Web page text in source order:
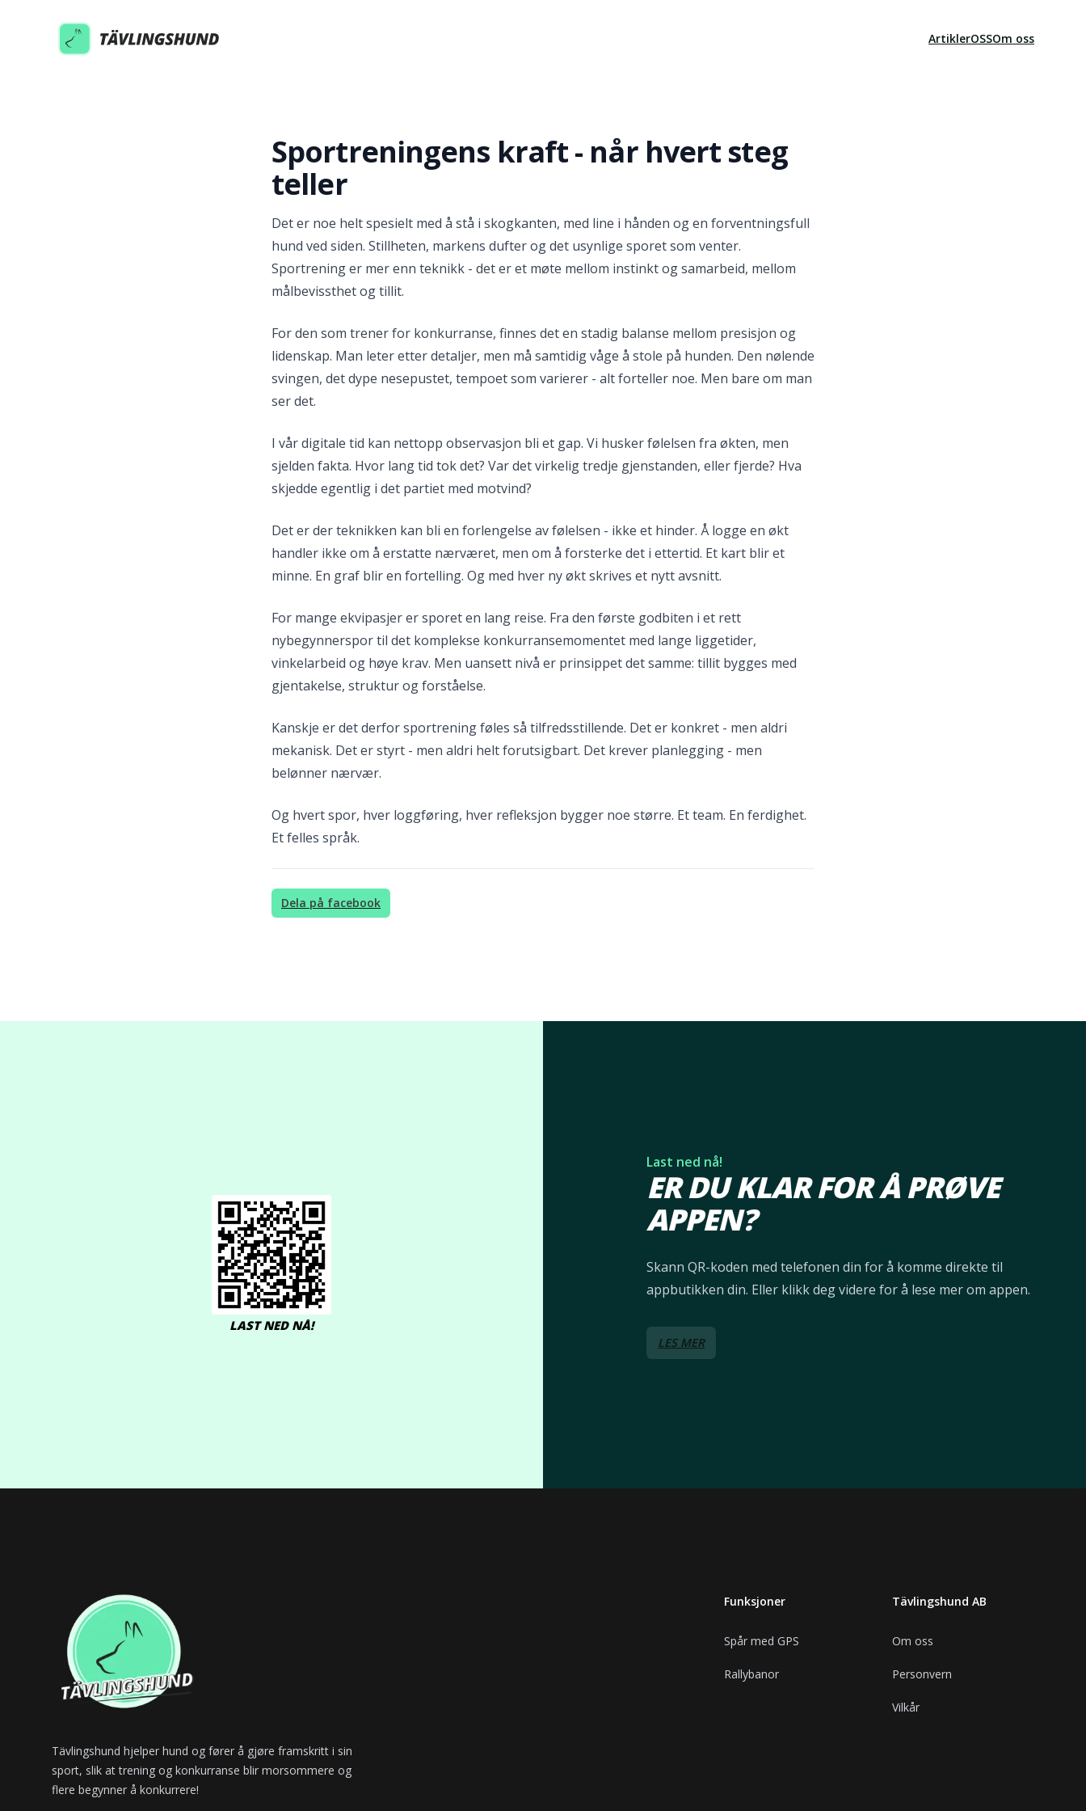
Tävlingshund
ArtiklerOSSOm oss
Sportreningens kraft - når hvert steg
teller
Det er noe helt spesielt med å stå i skogkanten, med line i hånden og en forventningsfull
hund ved siden. Stillheten, markens dufter og det usynlige sporet som venter.
Sportrening er mer enn teknikk - det er et møte mellom instinkt og samarbeid, mellom
målbevissthet og tillit.
For den som trener for konkurranse, finnes det en stadig balanse mellom presisjon og
lidenskap. Man leter etter detaljer, men må samtidig våge å stole på hunden. Den nølende
svingen, det dype nesepustet, tempoet som varierer - alt forteller noe. Men bare om man
ser det.
I vår digitale tid kan nettopp observasjon bli et gap. Vi husker følelsen fra økten, men
sjelden fakta. Hvor lang tid tok det? Var det virkelig tredje gjenstanden, eller fjerde? Hva
skjedde egentlig i det partiet med motvind?
Det er der teknikken kan bli en forlengelse av følelsen - ikke et hinder. Å logge en økt
handler ikke om å erstatte nærværet, men om å forsterke det i ettertid. Et kart blir et
minne. En graf blir en fortelling. Og med hver ny økt skrives et nytt avsnitt.
For mange ekvipasjer er sporet en lang reise. Fra den første godbiten i et rett
nybegynnerspor til det komplekse konkurransemomentet med lange liggetider,
vinkelarbeid og høye krav. Men uansett nivå er prinsippet det samme: tillit bygges med
gjentakelse, struktur og forståelse.
Kanskje er det derfor sportrening føles så tilfredsstillende. Det er konkret - men aldri
mekanisk. Det er styrt - men aldri helt forutsigbart. Det krever planlegging - men
belønner nærvær.
Og hvert spor, hver loggføring, hver refleksjon bygger noe større. Et team. En ferdighet.
Et felles språk.
Dela på facebook
LAST NED NÅ!
Last ned nå!
ER DU KLAR FOR Å PRØVE
APPEN?
Skann QR-koden med telefonen din for å komme direkte til
appbutikken din. Eller klikk deg videre for å lese mer om appen.
LES MER
Tävlingshund hjelper hund og fører å gjøre framskritt i sin
sport, slik at trening og konkurranse blir morsommere og
flere begynner å konkurrere!
Funksjoner
Spår med GPS
Rallybanor
Tävlingshund AB
Om oss
Personvern
Vilkår